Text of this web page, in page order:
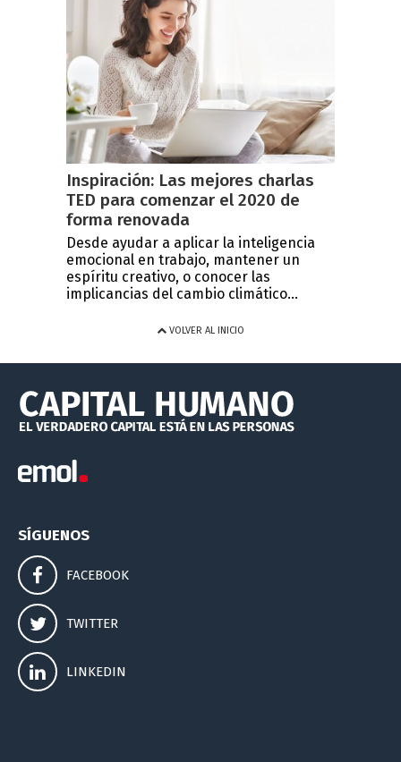
Inspiración: Las mejores charlas
TED para comenzar el 2020 de
forma renovada
Desde ayudar a aplicar la inteligencia
emocional en trabajo, mantener un
espíritu creativo, o conocer las
implicancias del cambio climático...
VOLVER AL INICIO
SÍGUENOS
FACEBOOK
TWITTER
LINKEDIN